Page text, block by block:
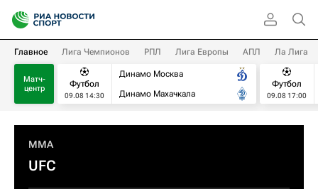
Главное Лига Чемпионов РПЛ Лига Европы АПЛ Ла Лига
Матч-
центр
Футбол
09.08 14:30
Динамо Москва
Динамо Махачкала
Футбол
09.08 17:00
MMA
UFC